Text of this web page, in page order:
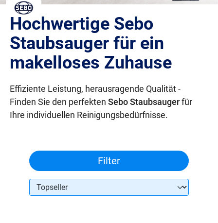
Hochwertige Sebo
Staubsauger für ein
makelloses Zuhause
Effiziente Leistung, herausragende Qualität -
Finden Sie den perfekten Sebo Staubsaugerfür
Ihre individuellen Reinigungsbedürfnisse.
Filter